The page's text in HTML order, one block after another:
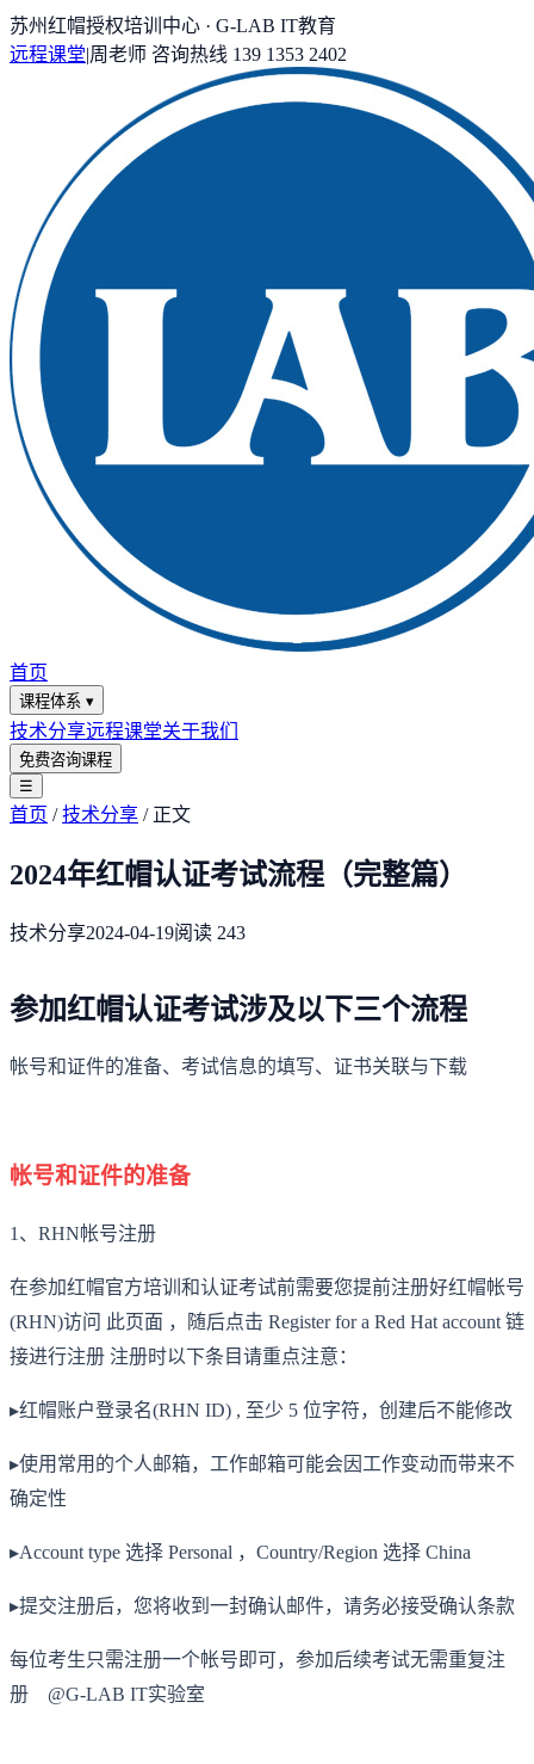
苏州红帽授权培训中心 · G-LAB IT教育
远程课堂|周老师 咨询热线 139 1353 2402
首页
课程体系 ▾
技术分享远程课堂关于我们
免费咨询课程
☰
首页 /技术分享 / 正文
2024年红帽认证考试流程（完整篇）
技术分享2024-04-19阅读 243
参加红帽认证考试涉及以下三个流程
帐号和证件的准备、考试信息的填写、证书关联与下载
帐号和证件的准备
1、RHN帐号注册
在参加红帽官方培训和认证考试前需要您提前注册好红帽帐号
(RHN)访问 此页面 ，随后点击 Register for a Red Hat account 链
接进行注册 注册时以下条目请重点注意：
▸红帽账户登录名(RHN ID) , 至少 5 位字符，创建后不能修改
▸使用常用的个人邮箱，工作邮箱可能会因工作变动而带来不
确定性
▸Account type 选择 Personal ，Country/Region 选择 China
▸提交注册后，您将收到一封确认邮件，请务必接受确认条款
每位考生只需注册一个帐号即可，参加后续考试无需重复注
册 @G-LAB IT实验室